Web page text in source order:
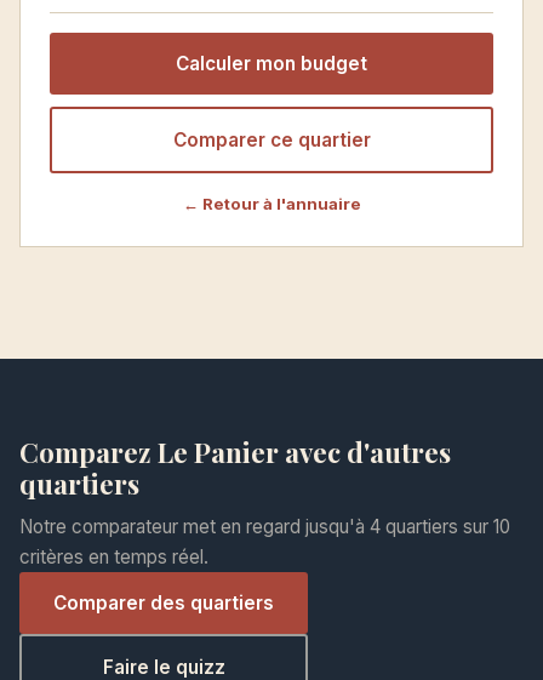
Calculer mon budget
Comparer ce quartier
← Retour à l'annuaire
Comparez Le Panier avec d'autres
quartiers
Notre comparateur met en regard jusqu'à 4 quartiers sur 10
critères en temps réel.
Comparer des quartiers
Faire le quizz